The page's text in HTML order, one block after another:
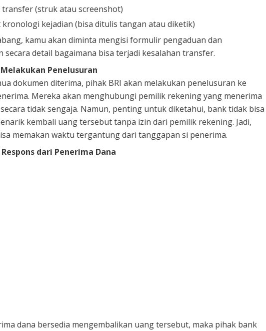
(struk atau screenshot)
kronologi kejadian (bisa ditulis tangan atau diketik)
kamu akan diminta mengisi formulir pengaduan dan
secara detail bagaimana bisa terjadi kesalahan transfer.
Penelusuran
dokumen diterima, pihak BRI akan melakukan penelusuran ke
Mereka akan menghubungi pemilik rekening yang menerima
tidak sengaja. Namun, penting untuk diketahui, bank tidak bisa
kembali uang tersebut tanpa izin dari pemilik rekening. Jadi,
memakan waktu tergantung dari tanggapan si penerima.
dari Penerima Dana
dana bersedia mengembalikan uang tersebut, maka pihak bank